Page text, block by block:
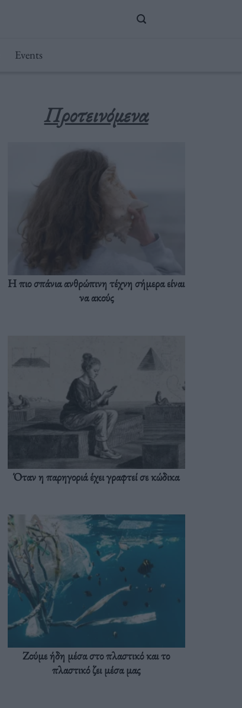
Events
Προτεινόμενα
Η πιο σπάνια ανθρώπινη τέχνη σήμερα είναι
να ακούς
Όταν η παρηγοριά έχει γραφτεί σε κώδικα
Ζούμε ήδη μέσα στο πλαστικό και το
πλαστικό ζει μέσα μας